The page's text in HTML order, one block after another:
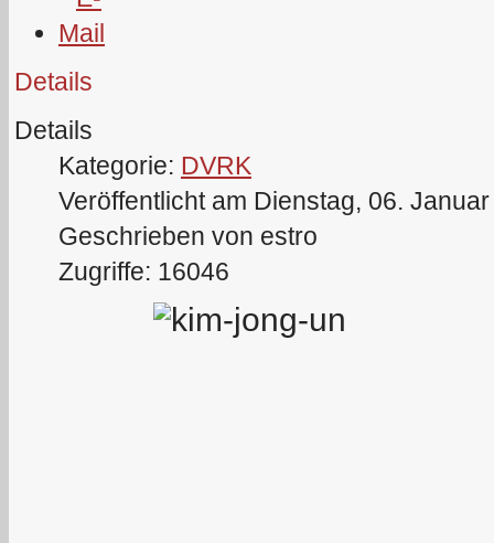
Details
Details
Kategorie: DVRK
Veröffentlicht am Dienstag, 06.
Geschrieben von estro
Zugriffe: 16046